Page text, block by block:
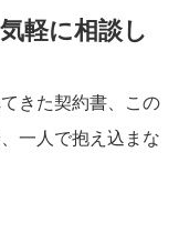
軽に相談し
きた契約書、この
一人で抱え込まな